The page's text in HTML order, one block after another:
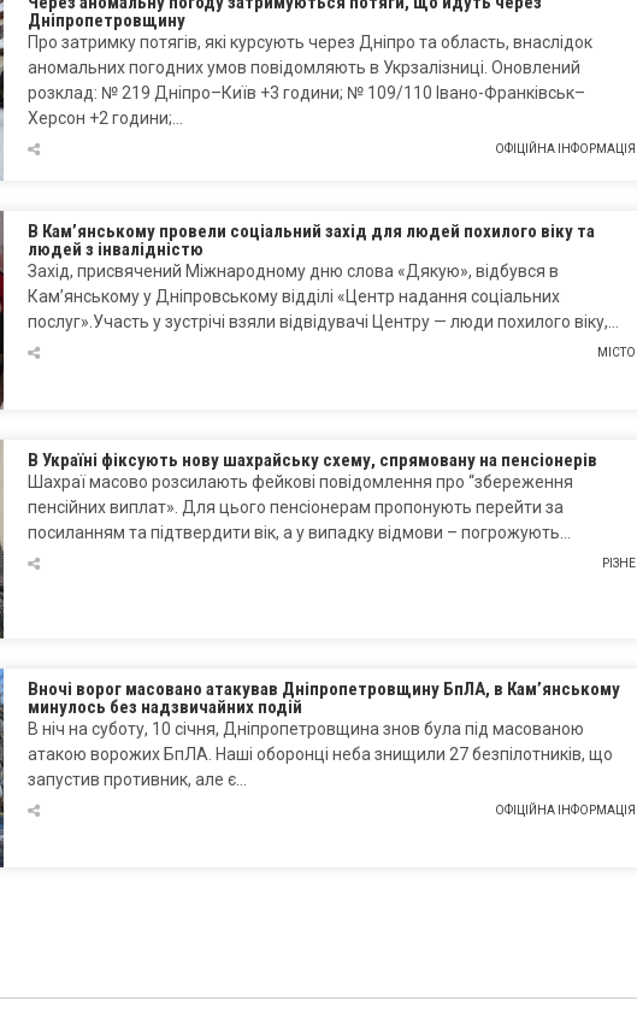
Дніпропетровщину
Про затримку потягів, які курсують через Дніпро та область, внаслідок
аномальних погодних умов повідомляють в Укрзалізниці. Оновлений
розклад: № 219 Дніпро–Київ +3 години; № 109/110 Івано-Франківськ–
Херсон +2 години;…
ОФІЦІЙНА ІНФОРМАЦІЯ
В Кам’янському провели соціальний захід для людей похилого віку та
людей з інвалідністю
Захід, присвячений Міжнародному дню слова «Дякую», відбувся в
Кам’янському у Дніпровському відділі «Центр надання соціальних
послуг».Участь у зустрічі взяли відвідувачі Центру — люди похилого віку,…
МІСТО
В Україні фіксують нову шахрайську схему, спрямовану на пенсіонерів
Шахраї масово розсилають фейкові повідомлення про “збереження
пенсійних виплат». Для цього пенсіонерам пропонують перейти за
посиланням та підтвердити вік, а у випадку відмови – погрожують…
РІЗНЕ
Вночі ворог масовано атакував Дніпропетровщину БпЛА, в Кам’янському
минулось без надзвичайних подій
В ніч на суботу, 10 січня, Дніпропетровщина знов була під масованою
атакою ворожих БпЛА. Наші оборонці неба знищили 27 безпілотників, що
запустив противник, але є…
ОФІЦІЙНА ІНФОРМАЦІЯ